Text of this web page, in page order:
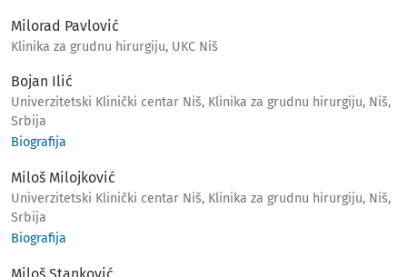
Milorad Pavlović
Klinika za grudnu hirurgiju, UKC Niš
Bojan Ilić
Univerzitetski Klinički centar Niš, Klinika za grudnu hirurgiju, Niš,
Srbija
Biografija
Miloš Milojković
Univerzitetski Klinički centar Niš, Klinika za grudnu hirurgiju, Niš,
Srbija
Biografija